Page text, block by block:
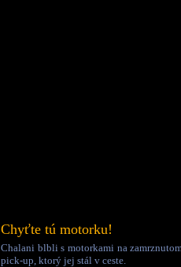
Chyťte tú motorku!
Chalani blbli s motorkami na
pick-up, ktorý jej stál v ceste.